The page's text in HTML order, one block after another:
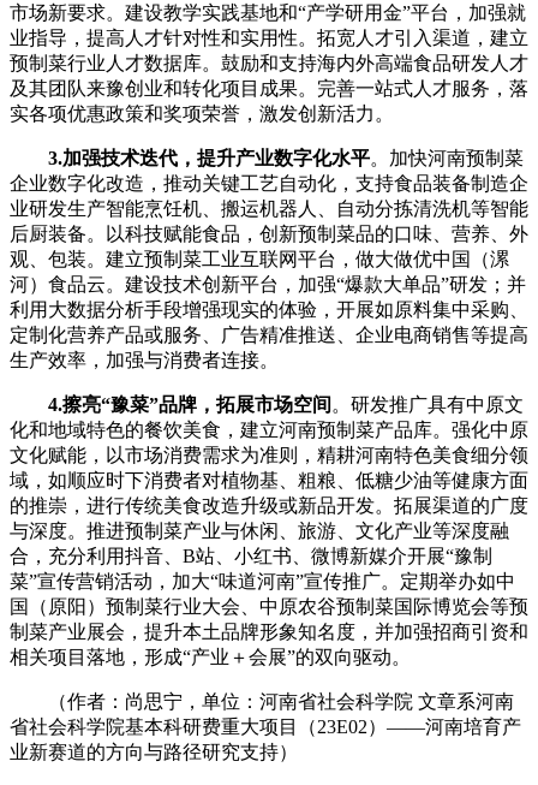
市场新要求。建设教学实践基地和“产学研用金”平台，加强就
业指导，提高人才针对性和实用性。拓宽人才引入渠道，建立
预制菜行业人才数据库。鼓励和支持海内外高端食品研发人才
及其团队来豫创业和转化项目成果。完善一站式人才服务，落
实各项优惠政策和奖项荣誉，激发创新活力。
3.加强技术迭代，提升产业数字化水平。加快河南预制菜
企业数字化改造，推动关键工艺自动化，支持食品装备制造企
业研发生产智能烹饪机、搬运机器人、自动分拣清洗机等智能
后厨装备。以科技赋能食品，创新预制菜品的口味、营养、外
观、包装。建立预制菜工业互联网平台，做大做优中国（漯
河）食品云。建设技术创新平台，加强“爆款大单品”研发；并
利用大数据分析手段增强现实的体验，开展如原料集中采购、
定制化营养产品或服务、广告精准推送、企业电商销售等提高
生产效率，加强与消费者连接。
4.擦亮“豫菜”品牌，拓展市场空间。研发推广具有中原文
化和地域特色的餐饮美食，建立河南预制菜产品库。强化中原
文化赋能，以市场消费需求为准则，精耕河南特色美食细分领
域，如顺应时下消费者对植物基、粗粮、低糖少油等健康方面
的推崇，进行传统美食改造升级或新品开发。拓展渠道的广度
与深度。推进预制菜产业与休闲、旅游、文化产业等深度融
合，充分利用抖音、B站、小红书、微博新媒介开展“豫制
菜”宣传营销活动，加大“味道河南”宣传推广。定期举办如中
国（原阳）预制菜行业大会、中原农谷预制菜国际博览会等预
制菜产业展会，提升本土品牌形象知名度，并加强招商引资和
相关项目落地，形成“产业＋会展”的双向驱动。
（作者：尚思宁，单位：河南省社会科学院 文章系河南
省社会科学院基本科研费重大项目（23E02）——河南培育产
业新赛道的方向与路径研究支持）